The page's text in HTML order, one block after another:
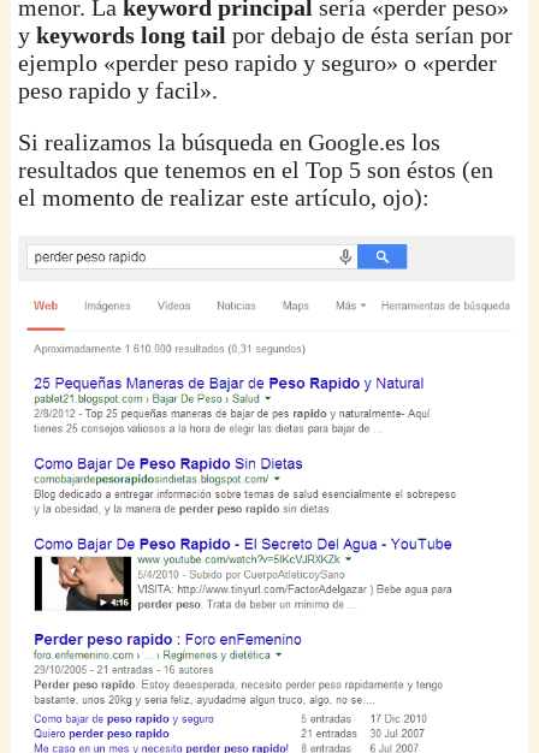
menor. Lakeyword principal sería «perder peso»
y keywords long tail por debajo de ésta serían por
ejemplo «perder peso rapido y seguro» o «perder
peso rapido y facil».
Si realizamos la búsqueda en Google.es los
resultados que tenemos en el Top 5 son éstos (en
el momento de realizar este artículo, ojo):